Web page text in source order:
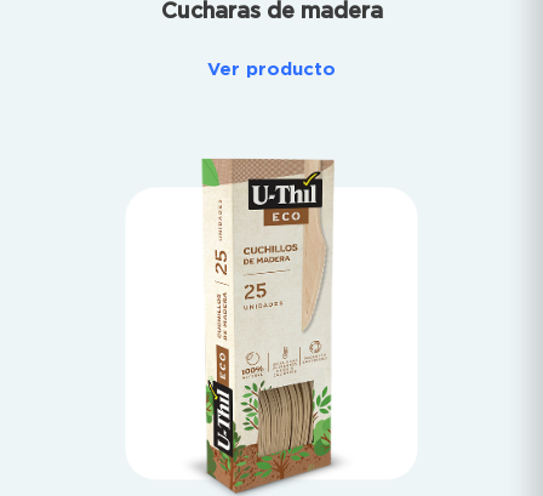
Cucharas de madera
Ver producto